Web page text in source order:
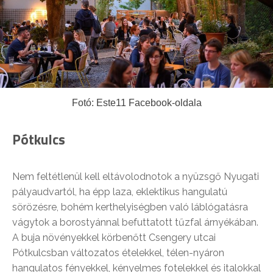
Fotó: Este11 Facebook-oldala
Pótkulcs
Nem feltétlenül kell eltávolodnotok a nyüzsgő Nyugati
pályaudvartól, ha épp laza, eklektikus hangulatú
sörözésre, bohém kerthelyiségben való láblógatásra
vágytok a borostyánnal befuttatott tűzfal árnyékában.
A buja növényekkel körbenőtt Csengery utcai
Pótkulcsban változatos ételekkel, télen-nyáron
hangulatos fényekkel, kényelmes fotelekkel és italokkal